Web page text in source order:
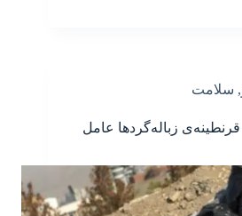
, سلامت
زباله‌گردها عامل